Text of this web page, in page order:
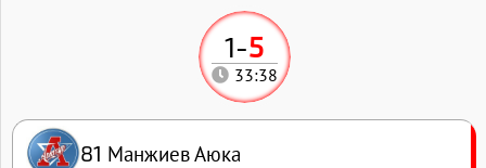
1-5
33:38
81 Манжиев Аюка